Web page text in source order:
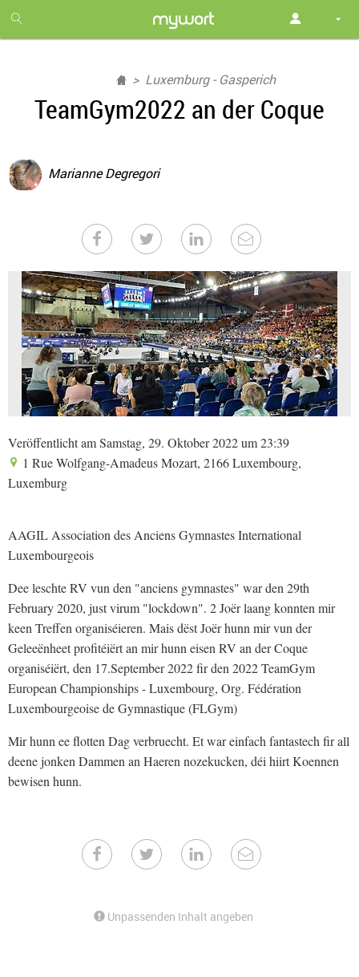
month
free
Luxemburg - Gasperich
TeamGym2022 an der Coque
Marianne Degregori
Veröffentlicht am Samstag, 29. Oktober 2022 um 23:39
1 Rue Wolfgang-Amadeus Mozart, 2166 Luxembourg,
Luxemburg
AAGIL Association des Anciens Gymnastes International
Luxembourgeois
Dee leschte RV vun den "anciens gymnastes" war den 29th
February 2020, just virum "lockdown". 2 Joër laang konnten mir
keen Treffen organiséieren. Mais dëst Joër hunn mir vun der
Geleeënheet profitéiërt an mir hunn eisen RV an der Coque
organiséiërt, den 17.September 2022 fir den 2022 TeamGym
European Championships - Luxembourg, Org. Fédération
Luxembourgeoise de Gymnastique (FLGym)
Mir hunn ee flotten Dag verbruecht. Et war einfach fantastech fir all
deene jonken Dammen an Haeren nozekucken, déi hiirt Koennen
bewisen hunn.
Unpassenden Inhalt angeben